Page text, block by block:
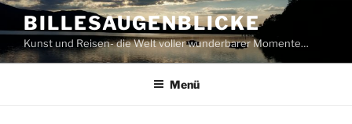
Zum
Inhalt
springen
BILLESAUGENBLICKE
Kunst und Reisen- die Welt voller wunderbarer Momente…
Menü